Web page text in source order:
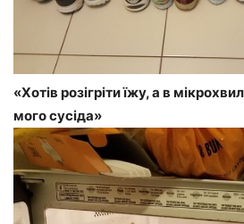
«Хотів розігріти їжу, а в
мого сусіда»